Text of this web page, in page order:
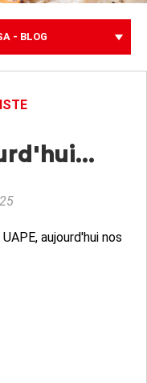
- BLOG
aujourd'hui nos